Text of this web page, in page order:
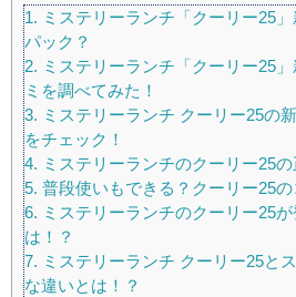
1. ミステリーランチ「クーリー25
パック？
2. ミステリーランチ「クーリー25
ミを調べてみた！
3. ミステリーランチ クーリー25の
をチェック！
4. ミステリーランチのクーリー25
5. 普段使いもできる？クーリー25
6. ミステリーランチのクーリー25
は！？
7. ミステリーランチ クーリー25と
な違いとは！？